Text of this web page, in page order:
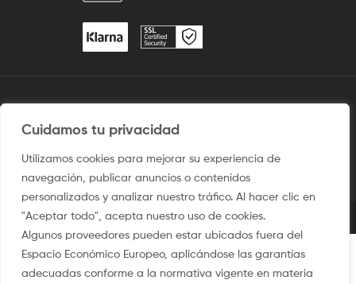
Cuidamos tu privacidad
Utilizamos cookies para mejorar su experiencia de
navegación, publicar anuncios o contenidos
personalizados y analizar nuestro tráfico. Al hacer clic en
"Aceptar todo", acepta nuestro uso de cookies.
Algunos proveedores pueden estar ubicados fuera del
Espacio Económico Europeo, aplicándose las garantías
adecuadas conforme a la normativa vigente en materia
2009 / ©2025 Camisetaspersonalizadas.com. Todos los derechos
reservados.
de privacidad y Protección de Dato –Politica de Cookies